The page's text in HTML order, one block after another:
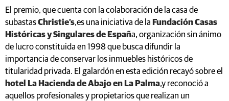
El premio, que cuenta con la colaboración de la casa de
subastasChristie’s,es una iniciativa de la Fundación Casas
Históricas y Singulares de España, organización sin ánimo
de lucro constituida en 1998 que busca difundir la
importancia de conservar los inmuebles históricos de
titularidad privada. El galardón en esta edición recayó sobre el
hotel La Hacienda de Abajo en La Palma,y reconoció a
aquellos profesionales y propietarios que realizan un